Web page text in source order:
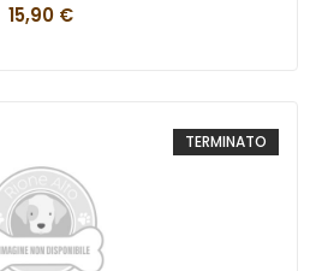
15,90 €
TERMINATO